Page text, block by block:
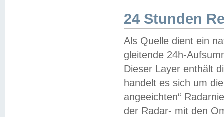
24 Stunden
Als Quelle dient ein
gleitende 24h-
Dieser Layer enthält
handelt es sich um
angeeichten“
der Radar- mit den